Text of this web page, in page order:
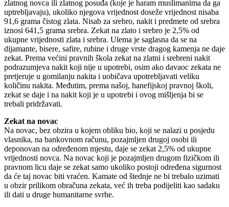
zlatnog novca ili zlatnog posuđa (koje je haram muslimanima da ga
uptrebljavaju), ukoliko njegova vrijednost doseže vrijednost nisaba
91,6 grama čistog zlata. Nisab za srebro, nakit i predmete od srebra
iznosi 641,5 grama srebra. Zekat na zlato i srebro je 2,5% od
ukupne vrijednosti zlata i srebra. Ulema je saglasna da se na
dijamante, bisere, safire, rubine i druge vrste dragog kamenja ne daje
zekat. Prema većini pravnih škola zekat na zlatni i srebreni nakit
podrazumjeva nakit koji nije u upotrebi, osim ako davaoc zekata ne
pretjeruje u gomilanju nakita i uobičava upotrebljavati veliku
količinu nakita. Međutim, prema našoj, hanefijskoj pravnoj školi,
zekat se daje i na nakit koji je u upotrebi i ovog mišljenja bi se
trebali pridržavati.
Zekat na novac
Na novac, bez obzira u kojem obliku bio, koji se nalazi u posjedu
vlasnika, na bankovnom računu, pozajmljen drugoj osobi ili
deponovan na određenom mjestu, daje se zekat 2,5% od ukupne
vrijednosti novca. Na novac koji je pozajmljen drugom fizičkom ili
pravnom licu daje se zekat samo ukoliko postoji određena sigurnost
da će taj novac biti vraćen. Kamate od štednje ne bi trebalo uzimati
u obzir prilikom obračuna zekata, već ih treba podijeliti kao sadaku
ili dati u druge humanitarne svrhe.